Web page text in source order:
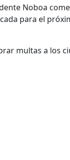
Noboa
para el
multas a los